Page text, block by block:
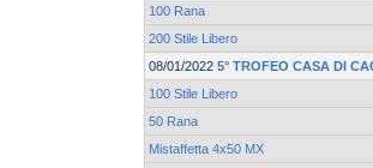
100 Rana
200 Stile Libero
08/01/2022 5° TROFEO CASA DI
100 Stile Libero
50 Rana
Mistaffetta 4x50 MX